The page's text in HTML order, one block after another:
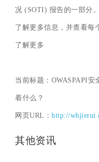
况 (SOTI) 报告的一部分
了解更多信息，并查看每
了解更多
当前标题：OWASPAPI安
着什么？
网页URL： http://
其他资讯